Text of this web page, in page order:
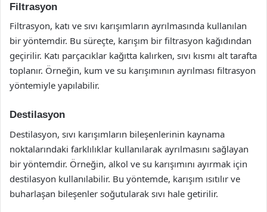
Filtrasyon
Filtrasyon, katı ve sıvı karışımların ayrılmasında kullanılan
bir yöntemdir. Bu süreçte, karışım bir filtrasyon kağıdından
geçirilir. Katı parçacıklar kağıtta kalırken, sıvı kısmı alt tarafta
toplanır. Örneğin, kum ve su karışımının ayrılması filtrasyon
yöntemiyle yapılabilir.
Destilasyon
Destilasyon, sıvı karışımların bileşenlerinin kaynama
noktalarındaki farklılıklar kullanılarak ayrılmasını sağlayan
bir yöntemdir. Örneğin, alkol ve su karışımını ayırmak için
destilasyon kullanılabilir. Bu yöntemde, karışım ısıtılır ve
buharlaşan bileşenler soğutularak sıvı hale getirilir.